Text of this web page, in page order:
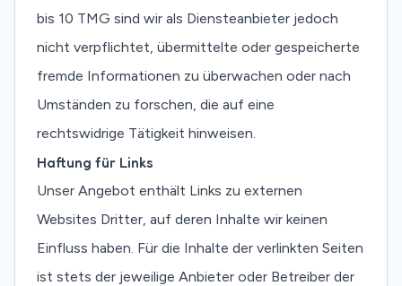
bis 10 TMG sind wir als Diensteanbieter jedoch
nicht verpflichtet, übermittelte oder gespeicherte
fremde Informationen zu überwachen oder nach
Umständen zu forschen, die auf eine
rechtswidrige Tätigkeit hinweisen.
Haftung für Links
Unser Angebot enthält Links zu externen
Websites Dritter, auf deren Inhalte wir keinen
Einfluss haben. Für die Inhalte der verlinkten Seiten
ist stets der jeweilige Anbieter oder Betreiber der